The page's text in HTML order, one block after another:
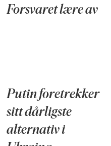
Forsvaret lære av
Putin foretrekker
sitt dårligste
alternativ i